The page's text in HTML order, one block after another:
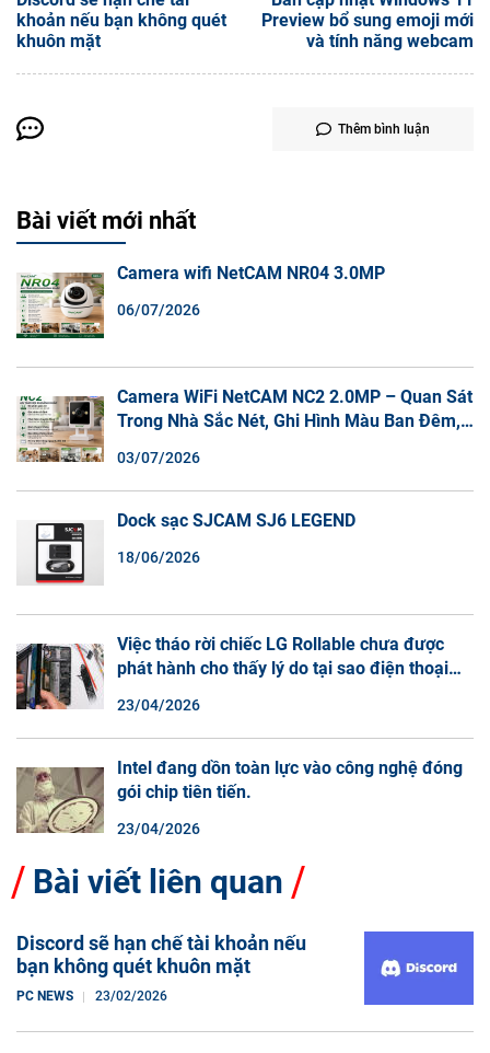
khoản nếu bạn không quét
khuôn mặt
Preview bổ sung emoji mới
và tính năng webcam
Thêm bình luận
Bài viết mới nhất
Camera wifi NetCAM NR04 3.0MP
06/07/2026
Camera WiFi NetCAM NC2 2.0MP – Quan Sát
Trong Nhà Sắc Nét, Ghi Hình Màu Ban Đêm,
03/07/2026
Dock sạc SJCAM SJ6 LEGEND
18/06/2026
Việc tháo rời chiếc LG Rollable chưa được
phát hành cho thấy lý do tại sao điện thoại
23/04/2026
Intel đang dồn toàn lực vào công nghệ đóng
gói chip tiên tiến.
23/04/2026
Bài viết liên quan
Discord sẽ hạn chế tài khoản nếu
bạn không quét khuôn mặt
PC NEWS 23/02/2026